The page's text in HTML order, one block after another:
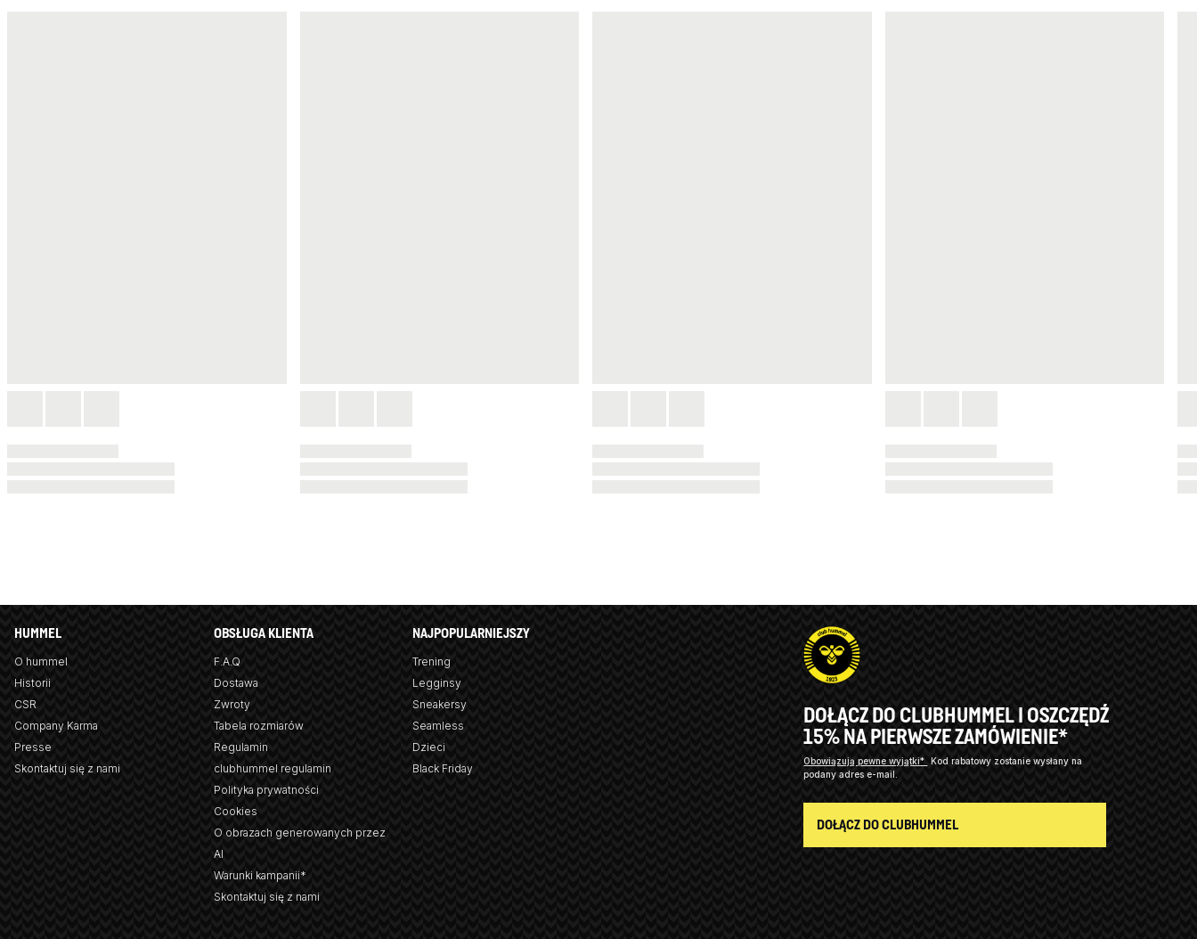
HUMMEL
O hummel
Historii
CSR
Company Karma
Presse
Skontaktuj się z nami
OBSŁUGA KLIENTA
F.A.Q
Dostawa
Zwroty
Tabela rozmiarów
Regulamin
clubhummel regulamin
Polityka prywatności
Cookies
O obrazach generowanych przez
AI
Warunki kampanii*
Skontaktuj się z nami
NAJPOPULARNIEJSZY
Trening
Legginsy
Sneakersy
Seamless
Dzieci
Black Friday
DOŁĄCZ DO CLUBHUMMEL I OSZCZĘDŹ
15% NA PIERWSZE ZAMÓWIENIE*
Obowiązują pewne wyjątki*
Kod rabatowy zostanie wysłany na
podany adres e-mail.
DOŁĄCZ DO CLUBHUMMEL